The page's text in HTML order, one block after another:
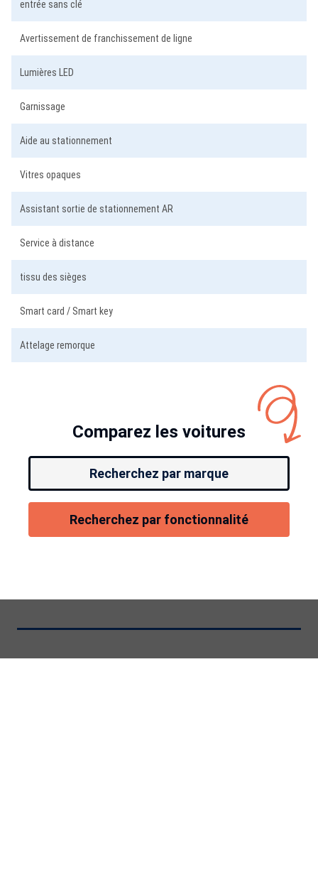
entrée sans clé
Avertissement de franchissement de ligne
Lumières LED
Garnissage
Aide au stationnement
Vitres opaques
Assistant sortie de stationnement AR
Service à distance
tissu des sièges
Smart card / Smart key
Attelage remorque
Comparez les voitures
Recherchez par marque
Recherchez par fonctionnalité